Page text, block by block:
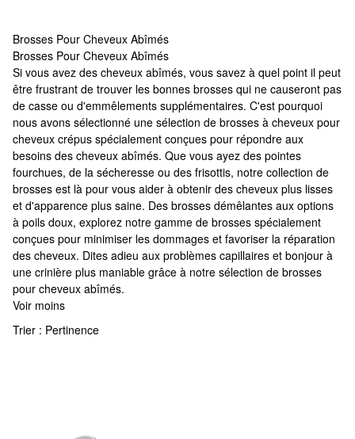
Brosses Pour Cheveux Abîmés
Brosses Pour Cheveux Abîmés
Brosses Pour Cheveux Abîmés
Si vous avez des cheveux abîmés, vous savez à quel point il peut
être frustrant de trouver les bonnes brosses qui ne causeront pas
de casse ou d'emmêlements supplémentaires. C'est pourquoi
nous avons sélectionné une sélection de brosses à cheveux pour
cheveux crépus spécialement conçues pour répondre aux
besoins des cheveux abîmés. Que vous ayez des pointes
fourchues, de la sécheresse ou des frisottis, notre collection de
brosses est là pour vous aider à obtenir des cheveux plus lisses
et d'apparence plus saine. Des brosses démêlantes aux options
à poils doux, explorez notre gamme de brosses spécialement
conçues pour minimiser les dommages et favoriser la réparation
des cheveux. Dites adieu aux problèmes capillaires et bonjour à
une crinière plus maniable grâce à notre sélection de brosses
pour cheveux abîmés.
Voir moins
Trier : Pertinence